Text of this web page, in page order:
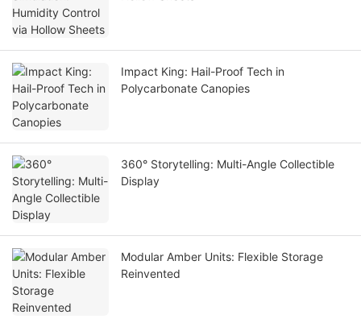
Impact King: Hail-Proof Tech in
Polycarbonate Canopies
360° Storytelling: Multi-Angle Collectible
Display
Modular Amber Units: Flexible Storage
Reinvented